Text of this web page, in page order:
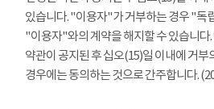
있습니다. "이용자"가 거부하는 경우 "독
"이용자"와의 계약을 해지할 수 있습니
약관이 공지된 후 십오(15)일 이내에 거부
경우에는 동의하는 것으로 간주합니다.